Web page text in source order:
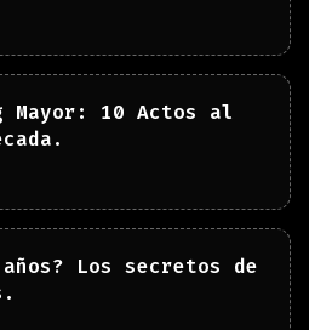
Mayor: 10 Actos al
Los secretos de